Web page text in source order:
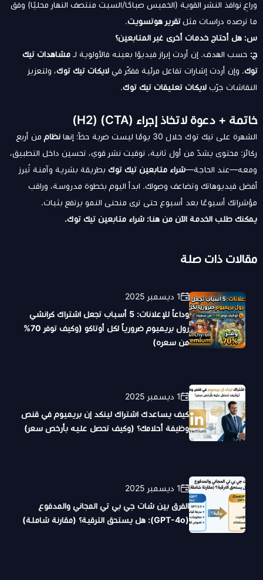
وراعِ نوافذ النشر القوية (الخميس صباحًا/السبت منتصف النهار محليًا) وفق
ما ترصده دراسات مثلتقرير هوتسويت.
س: هل أحتاج خدمات أخرى غير المتابعين؟
ج: حسب الهدف. إن أردت إبراز فيديوًا بعينه فالأولوية لـ مشاهدات تيك
توك. وإن أردت إشارات تفاعل مرئية ففكّر في لايكات تيك توك، ولتعزيز
النقاشات جرّب لايكات تعليقات تيك توك.
خاتمة + دعوة لاتخاذ إجراء (CTA) (H2)
الشهرة على تيك توك خلال 30 يومًا ليست ضربة حظّ؛ إنها نظام من أربع
ركائز: محتوى يشدّ من أول ثانية، توقيت نشر قوي، تحسين داخل التطبيق،
ومعه—عند الحاجة—شراء متابعين تيك توك بطريقة بشرية وآمنة تُبرز
أفضل فيديوهاتك وتضاعف وصولك. ابدأ اليوم بخطوة مدروسة، وراقب
مؤشراتك أسبوعًا بعد أسبوع حتى ترى منحنى النمو يرتفع بثبات.
يمكنك طلب الخدمة الآن من هنا: شراء متابعين تيك توك.
مقالات ذات صلة
1 ديسمبر 2025
وداعاً للإعلانات: 5 أسباب تجعل اشتراك كرانشي
رول بريميوم ضرورياً لكل أوتاكو (وكيف توفر 70%
من سعره)
1 ديسمبر 2025
كيف يساعدك اشتراك لينكد إن بريميوم في قنص
وظيفة أحلامك؟ (وكيف تحصل عليه بأرخص سعر)
1 ديسمبر 2025
الفرق بين شات جي بي تي المجاني والمدفوع
(GPT-4o): هل يستحق الترقية؟ (مقارنة شاملة)